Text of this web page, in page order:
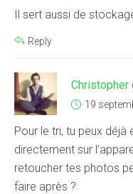
Il sert aussi de
Reply
Christopher
19
Pour le tri, tu peux déjà
directement sur
retoucher tes photos
faire après ?